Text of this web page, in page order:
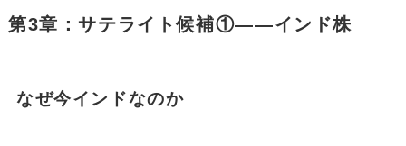
第3章：サテライト候補①——インド株
なぜ今インドなのか